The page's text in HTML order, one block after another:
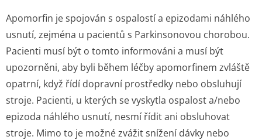
Apomorfin je spojován s ospalostí a epizodami náhlého
usnutí, zejména u pacientů s Parkinsonovou chorobou.
Pacienti musí být o tomto informováni a musí být
upozorněni, aby byli během léčby apomorfinem zvláště
opatrní, když řídí dopravní prostředky nebo obsluhují
stroje. Pacienti, u kterých se vyskytla ospalost a/nebo
epizoda náhlého usnutí, nesmí řídit ani obsluhovat
stroje. Mimo to je možné zvážit snížení dávky nebo